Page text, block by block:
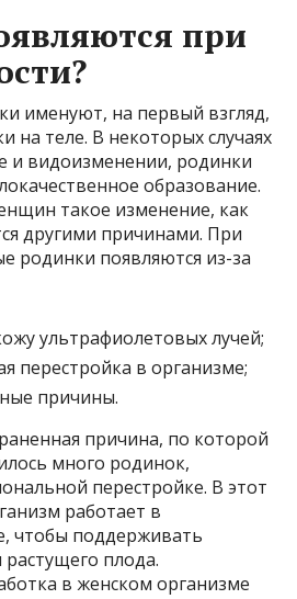
при
именуют, на первый взгляд,
на теле. В некоторых случаях
и видоизменении, родинки
образование.
такое изменение, как
другими причинами. При
родинки появляются из-за
ультрафиолетовых лучей;
перестройка в организме;
причины.
причина, по которой
много родинок,
перестройке. В этот
работает в
чтобы поддерживать
плода.
в женском организме